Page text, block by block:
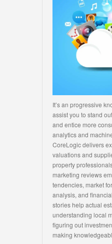
It’s an progressive
assist you to stand
and entice more
analytics and
CoreLogic delivers
valuations and
property
marketing reviews
tendencies, market
analysis, and
stories help actual
understanding local
figuring out
making